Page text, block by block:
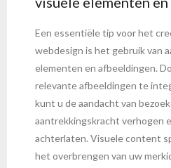
Een essentiële tip voor het
webdesign is het gebruik van
elementen en afbeeldingen.
relevante afbeeldingen te
kunt u de aandacht van
aantrekkingskracht verhogen
achterlaten. Visuele content
het overbrengen van uw